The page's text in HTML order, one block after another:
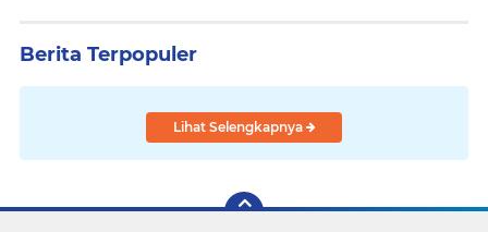
Berita Terpopuler
Lihat Selengkapnya